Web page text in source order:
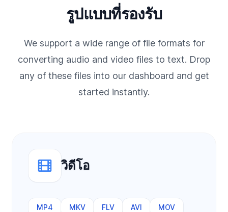
รูปแบบที่รองรับ
We support a wide range of file formats for
converting audio and video files to text. Drop
any of these files into our dashboard and get
started instantly.
วิดีโอ
MP4 MKV FLV AVI MOV